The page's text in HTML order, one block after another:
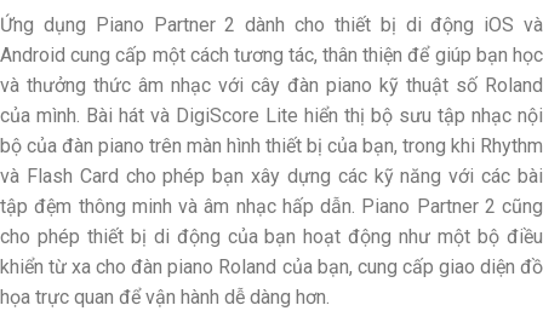
Ứng dụng Piano Partner 2 dành cho thiết bị di động iOS và
Android cung cấp một cách tương tác, thân thiện để giúp bạn học
và thưởng thức âm nhạc với cây đàn piano kỹ thuật số Roland
của mình. Bài hát và DigiScore Lite hiển thị bộ sưu tập nhạc nội
bộ của đàn piano trên màn hình thiết bị của bạn, trong khi Rhythm
và Flash Card cho phép bạn xây dựng các kỹ năng với các bài
tập đệm thông minh và âm nhạc hấp dẫn. Piano Partner 2 cũng
cho phép thiết bị di động của bạn hoạt động như một bộ điều
khiển từ xa cho đàn piano Roland của bạn, cung cấp giao diện đồ
họa trực quan để vận hành dễ dàng hơn.